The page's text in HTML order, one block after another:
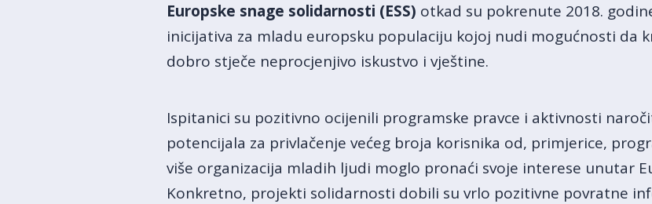
Europske snage solidarnosti (ESS) otkad su pokrenute 2018.
inicijativa za mladu europsku populaciju kojoj nudi mogućnosti da
dobro stječe neprocjenjivo iskustvo i vještine.
Ispitanici su pozitivno ocijenili programske pravce i aktivnosti
potencijala za privlačenje većeg broja korisnika od, primjerice,
više organizacija mladih ljudi moglo pronaći svoje interese unutar
Konkretno, projekti solidarnosti dobili su vrlo pozitivne povratne